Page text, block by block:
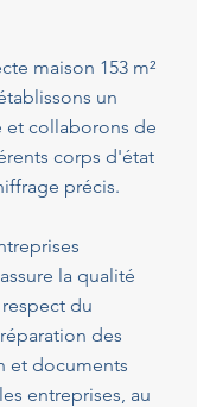
maison 153 m²
un
collaborons de
corps d'état
précis.
la qualité
du
des
et documents
entreprises, au